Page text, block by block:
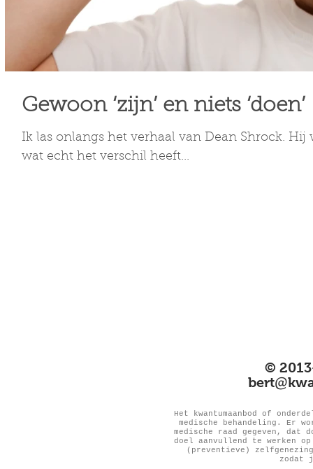
Gewoon ‘zijn’ en niets ‘doen’
Ik las onlangs het verhaal van Dean Shrock.
wat echt het verschil heeft...
©
bert@
Het kwantumaanbod of
medische behandeling. Er
medische raad gegeven, dat
doel aanvullend te werken
(preventieve)
zodat